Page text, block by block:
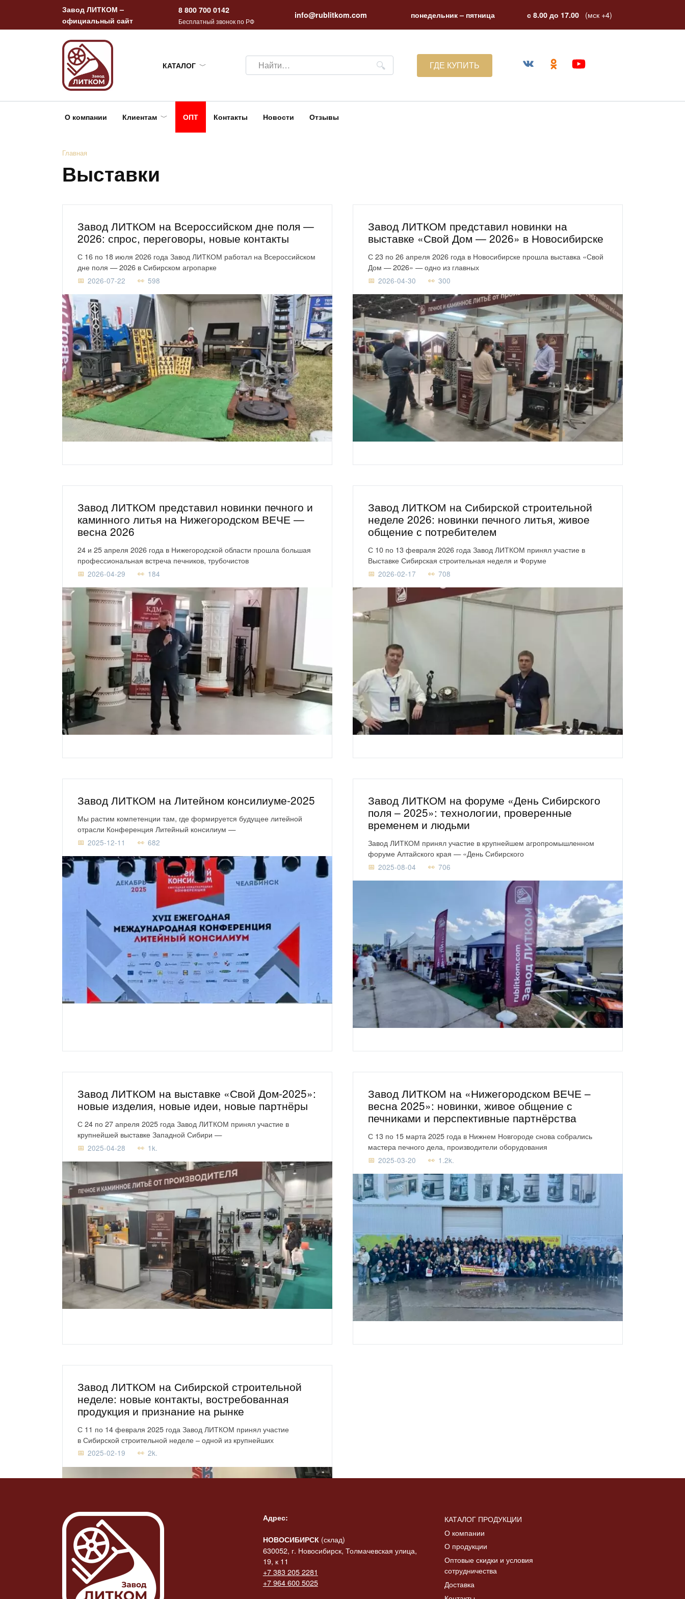
содержанию
Завод ЛИТКОМ –
официальный сайт
8 800 700 0142
Бесплатный звонок по РФ
info@rublitkom.com понедельник – пятница с 8.00 до 17.00 (мск +4)
КАТАЛОГ
Search
for:
ГДЕ КУПИТЬ
О компании Клиентам ОПТ Контакты Новости Отзывы
Главная
Выставки
Завод ЛИТКОМ на Всероссийском дне поля —
2026: спрос, переговоры, новые контакты
С 16 по 18 июля 2026 года Завод ЛИТКОМ работал на Всероссийском
дне поля — 2026 в Сибирском агропарке
2026-07-22 598
Завод ЛИТКОМ представил новинки на
выставке «Свой Дом — 2026» в Новосибирске
С 23 по 26 апреля 2026 года в Новосибирске прошла выставка «Свой
Дом — 2026» — одно из главных
2026-04-30 300
Завод ЛИТКОМ представил новинки печного и
каминного литья на Нижегородском ВЕЧЕ —
весна 2026
24 и 25 апреля 2026 года в Нижегородской области прошла большая
профессиональная встреча печников, трубочистов
2026-04-29 184
Завод ЛИТКОМ на Сибирской строительной
неделе 2026: новинки печного литья, живое
общение с потребителем
С 10 по 13 февраля 2026 года Завод ЛИТКОМ принял участие в
Выставке Сибирская строительная неделя и Форуме
2026-02-17 708
Завод ЛИТКОМ на Литейном консилиуме-2025
Мы растим компетенции там, где формируется будущее литейной
отрасли Конференция Литейный консилиум —
2025-12-11 682
Завод ЛИТКОМ на форуме «День Сибирского
поля – 2025»: технологии, проверенные
временем и людьми
Завод ЛИТКОМ принял участие в крупнейшем агропромышленном
форуме Алтайского края — «День Сибирского
2025-08-04 706
Завод ЛИТКОМ на выставке «Свой Дом-2025»:
новые изделия, новые идеи, новые партнёры
С 24 по 27 апреля 2025 года Завод ЛИТКОМ принял участие в
крупнейшей выставке Западной Сибири —
2025-04-28 1k.
Завод ЛИТКОМ на «Нижегородском ВЕЧЕ –
весна 2025»: новинки, живое общение с
печниками и перспективные партнёрства
С 13 по 15 марта 2025 года в Нижнем Новгороде снова собрались
мастера печного дела, производители оборудования
2025-03-20 1.2k.
Завод ЛИТКОМ на Сибирской строительной
неделе: новые контакты, востребованная
продукция и признание на рынке
С 11 по 14 февраля 2025 года Завод ЛИТКОМ принял участие
в Сибирской строительной неделе – одной из крупнейших
2025-02-19 2k.
Адрес:
НОВОСИБИРСК (склад)
630052, г. Новосибирск, Толмачевская улица,
19, к 11
+7 383 205 2281
+7 964 600 5025
КАТАЛОГ ПРОДУКЦИИ
О компании
О продукции
Оптовые скидки и условия
сотрудничества
Доставка